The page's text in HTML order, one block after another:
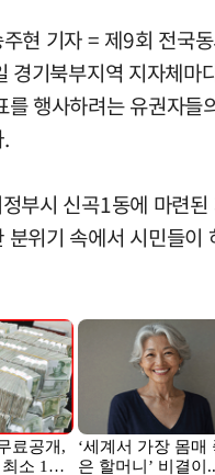
현 기자 = 제9회 전국
경기북부지역 지자체마
를 행사하려는 유권자들
부시 신곡1동에 마련
분위기 속에서 시민들이